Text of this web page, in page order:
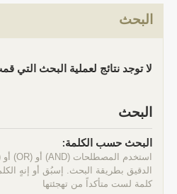
البحث
لا توجد نتائج لعملية البحث التي
البحث
البحث حسب الكلمة:
الدقيق بطريقة البحث. إسبُق أو إنهٍ
كلمة لست متأكداً من تهجئتها